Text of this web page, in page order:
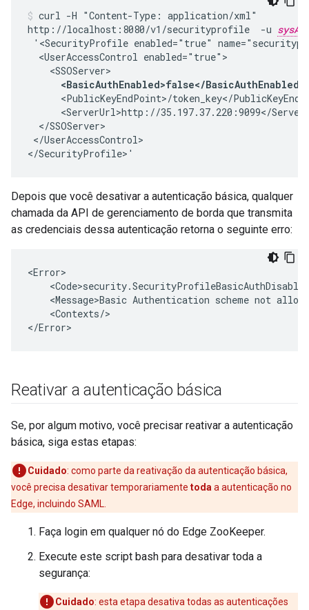
curl -H "Content-Type: application/xml"
http://localhost:8080/v1/securityprofile  -u
'<SecurityProfile enabled="true"
  <UserAccessControl enabled="true">
    <SSOServer>
<BasicAuthEnabled>false</BasicAuthEnabled>
<PublicKeyEndPoint>/token_key</
<ServerUrl>http://35.197.37.220:9099</
  </SSOServer>
</UserAccessControl>
</SecurityProfile>'
Depois que você desativar a autenticação básica, qualquer
chamada da API de gerenciamento de borda que transmita
as credenciais dessa autenticação retorna o seguinte erro:
<Error>
<Message>Basic Authentication scheme not
    <Contexts/>
</Error>
Reativar a autenticação básica
Se, por algum motivo, você precisar reativar a autenticação
básica, siga estas etapas:
Cuidado: como parte da reativação da autenticação básica,
você precisa desativar temporariamente toda a autenticação no
Edge, incluindo SAML.
Faça login em qualquer nó do Edge ZooKeeper.
Execute este script bash para desativar toda a
segurança:
Cuidado: esta etapa desativa todas as autenticações